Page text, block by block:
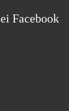
Facebook